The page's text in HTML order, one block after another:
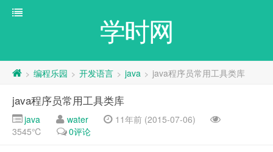
学时网
> 编程乐园 > 开发语言 > java > java程序员常用工具类库
java程序员常用工具类库
java water
11年前 (2015-07-06)
3545℃
0评论